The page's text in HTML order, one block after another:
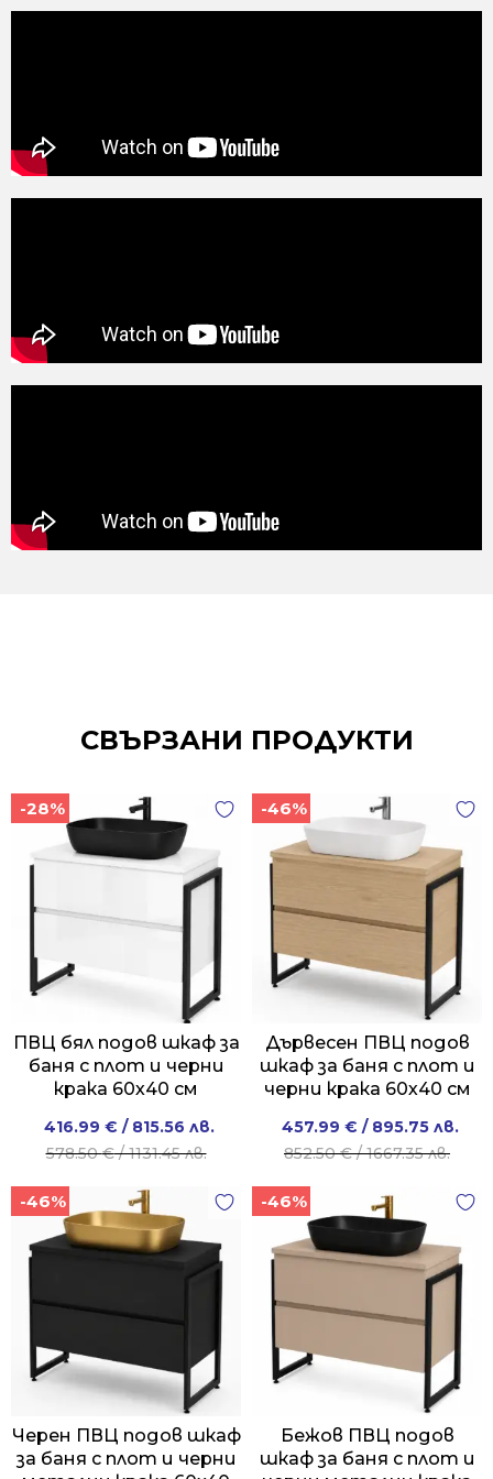
СВЪРЗАНИ ПРОДУКТИ
-28%
ПВЦ бял подов шкаф за
баня с плот и черни
крака 60х40 см
578.50€/ 1131.45 лв.
Original
price
578.50 €
/
1131.45 лв..
416.99 € / 815.56 лв.
Current
price
416.99 €
/
815.56 лв..
-46%
Дървесен ПВЦ подов
шкаф за баня с плот и
черни крака 60х40 см
852.50€/ 1667.35 лв.
Original
price
852.50 €
1667.35 лв..
457.99 € / 895.75 лв.
Current
price
457.99 €
895.75 лв..
-46%
Черен ПВЦ подов шкаф
за баня с плот и черни
-46%
Бежов ПВЦ подов
шкаф за баня с плот и